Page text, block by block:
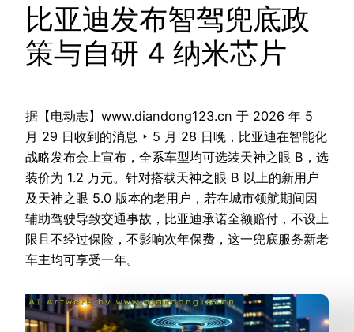
比亚迪发布智驾兜底政
策与自研 4 纳米芯片
据【电动志】www.diandong123.cn 于 2026 年 5
月 29 日收到的消息 ‣ 5 月 28 日晚，比亚迪在智能化
战略发布会上宣布，全系车型均可选装天神之眼 B，选
装价为 1.2 万元。针对搭载天神之眼 B 以上的新用户
及天神之眼 5.0 版本的老用户，若在城市领航期间因
辅助驾驶导致交通事故，比亚迪承诺全额赔付，不设上
限且不经过保险，不影响次年保费，这一兜底服务新老
车主均可享受一年。